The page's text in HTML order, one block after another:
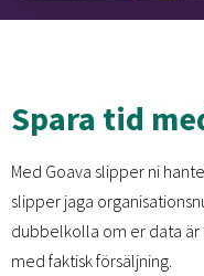
Spara tid
Med Goava slipper ni
slipper jaga
dubbelkolla om er data
med faktisk försäljning.